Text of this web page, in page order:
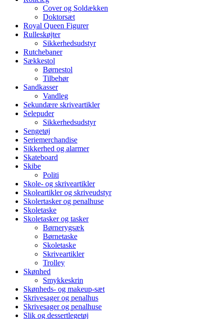
Cover og Soldækken
Doktorsæt
Royal Queen Figurer
Rulleskøjter
Sikkerhedsudstyr
Rutchebaner
Sækkestol
Børnestol
Tilbehør
Sandkasser
Vandleg
Sekundære skriveartikler
Selepuder
Sikkerhedsudstyr
Sengetøj
Seriemerchandise
Sikkerhed og alarmer
Skateboard
Skibe
Politi
Skole- og skriveartikler
Skoleartikler og skriveudstyr
Skolertasker og penalhuse
Skoletaske
Skoletasker og tasker
Børnerygsæk
Børnetaske
Skoletaske
Skriveartikler
Trolley
Skønhed
Smykkeskrin
Skønheds- og makeup-sæt
Skrivesager og penalhus
Skrivesager og penalhuse
Slik og dessertlegetøj